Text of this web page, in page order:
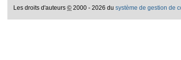
Les droits d'auteurs© 2000 - 2026 dusystème de gestion de